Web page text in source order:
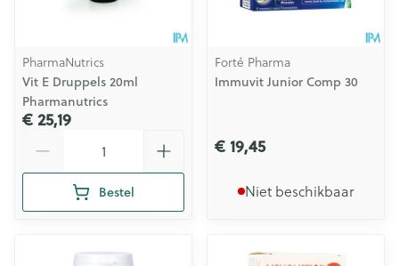
PharmaNutrics
Vit E Druppels 20ml
Pharmanutrics
€ 25,19
Bestel
Forté Pharma
Immuvit Junior Comp 30
€ 19,45
Niet beschikbaar